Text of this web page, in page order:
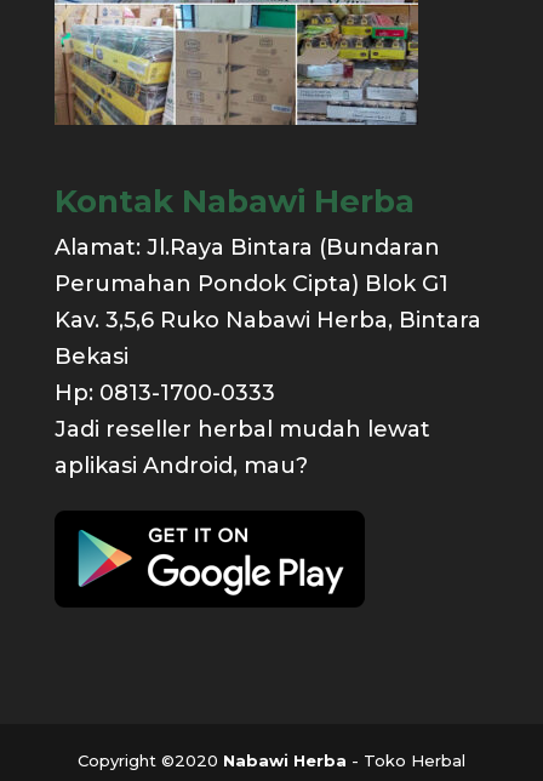
Kontak Nabawi Herba
Alamat: Jl.Raya Bintara (Bundaran
Perumahan Pondok Cipta) Blok G1
Kav. 3,5,6 Ruko Nabawi Herba, Bintara
Bekasi
Hp: 0813-1700-0333
Jadi reseller herbal mudah lewat
aplikasi Android, mau?
Copyright ©2020 Nabawi Herba - Toko Herbal